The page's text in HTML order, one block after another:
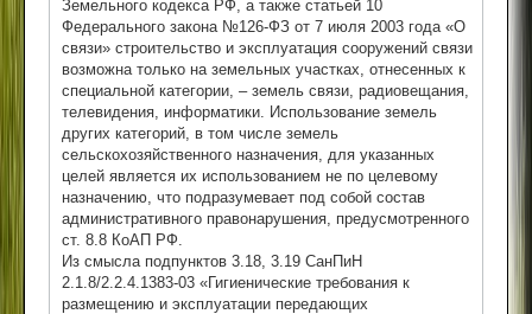
Земельного кодекса РФ, а также статьей 10
Федерального закона №126-ФЗ от 7 июля 2003 года «О
связи» строительство и эксплуатация сооружений связи
возможна только на земельных участках, отнесенных к
специальной категории, – земель связи, радиовещания,
телевидения, информатики. Использование земель
других категорий, в том числе земель
сельскохозяйственного назначения, для указанных
целей является их использованием не по целевому
назначению, что подразумевает под собой состав
административного правонарушения, предусмотренного
ст. 8.8 КоАП РФ.
Из смысла подпунктов 3.18, 3.19 СанПиН
2.1.8/2.2.4.1383-03 «Гигиенические требования к
размещению и эксплуатации передающих